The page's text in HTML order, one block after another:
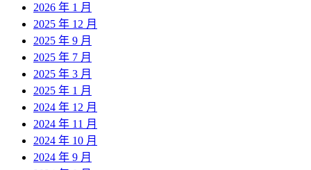
2026 年 1 月
2025 年 12 月
2025 年 9 月
2025 年 7 月
2025 年 3 月
2025 年 1 月
2024 年 12 月
2024 年 11 月
2024 年 10 月
2024 年 9 月